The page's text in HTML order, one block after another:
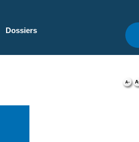
proposer une navigation optimale.
Dossiers